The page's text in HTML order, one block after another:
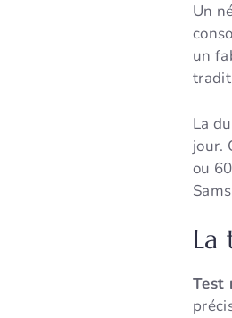
Un
un
La
jour.
ou
La
Test